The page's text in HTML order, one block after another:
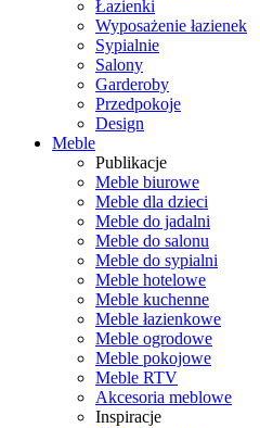
Łazienki
Wyposażenie łazienek
Sypialnie
Salony
Garderoby
Przedpokoje
Design
Meble
Publikacje
Meble biurowe
Meble dla dzieci
Meble do jadalni
Meble do salonu
Meble do sypialni
Meble hotelowe
Meble kuchenne
Meble łazienkowe
Meble ogrodowe
Meble pokojowe
Meble RTV
Akcesoria meblowe
Inspiracje